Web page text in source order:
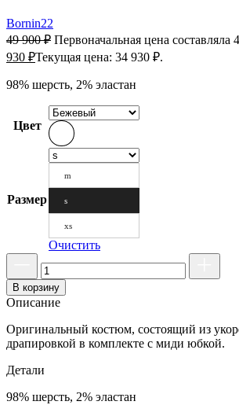
Bornin22
49 900₽ Первоначальная цена составляла
930 ₽Текущая цена: 34 930 ₽.
98% шерсть, 2% эластан
Цвет
Размер
m
s
xs
Очистить
В корзину
Описание
Оригинальный костюм, состоящий из
драпировкой в комплекте с миди юбкой.
Детали
98% шерсть, 2% эластан